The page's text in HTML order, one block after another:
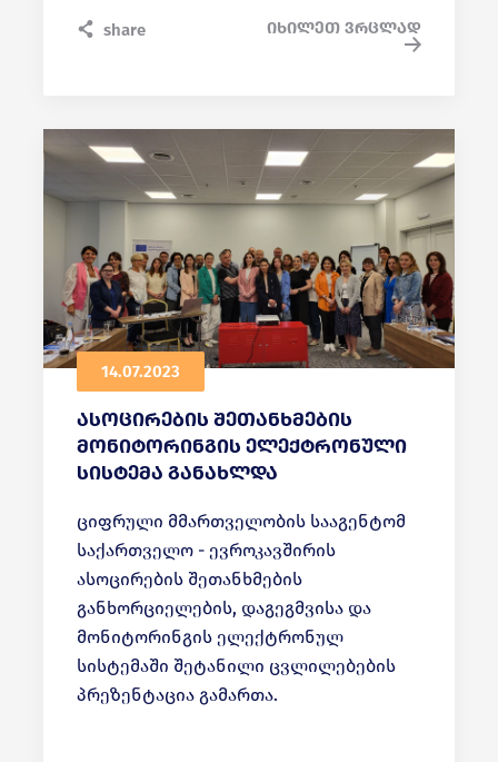
დასაქმების ხელშეწყობაზე.
share იხილეთ ვრცლად
14.07.2023
ასოცირების შეთანხმების
მონიტორინგის ელექტრონული
სისტემა განახლდა
ციფრული მმართველობის სააგენტომ
საქართველო - ევროკავშირის
ასოცირების შეთანხმების
განხორციელების, დაგეგმვისა და
მონიტორინგის ელექტრონულ
სისტემაში შეტანილი ცვლილებების
პრეზენტაცია გამართა.